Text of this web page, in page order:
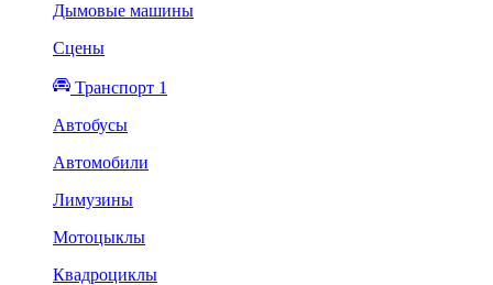
Дымовые машины
Сцены
Транспорт 1
Автобусы
Автомобили
Лимузины
Мотоцыклы
Квадроциклы